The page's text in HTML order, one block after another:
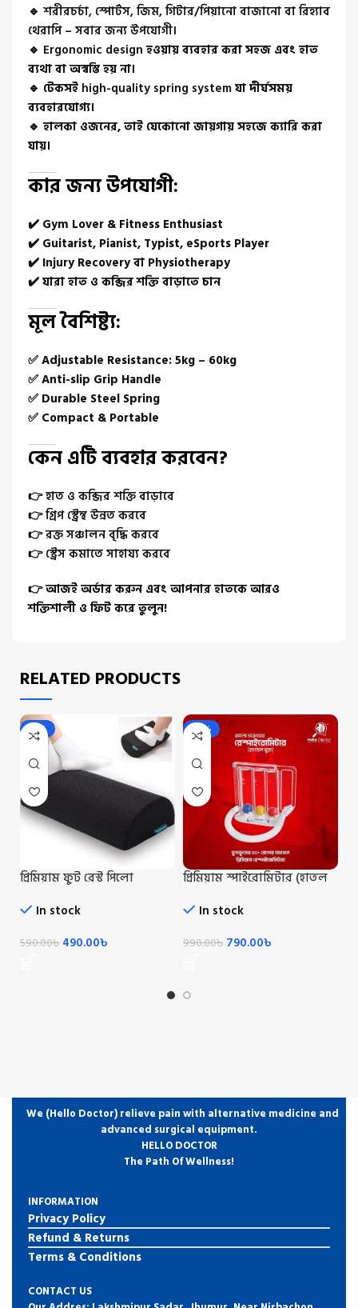
🔹 শরীরচর্চা, স্পোর্টস, জিম, গিটার/পিয়ানো বাজানো বা রিহ্যাব
থেরাপি – সবার জন্য উপযোগী।
🔹 Ergonomic design হওয়ায় ব্যবহার করা সহজ এবং হাত
ব্যথা বা অস্বস্তি হয় না।
🔹 টেকসই high-quality spring systemযা দীর্ঘসময়
ব্যবহারযোগ্য।
🔹 হালকা ওজনের, তাই যেকোনো জায়গায় সহজে ক্যারি করা
যায়।
কার জন্য উপযোগী:
✔️ Gym Lover & Fitness Enthusiast
✔️ Guitarist, Pianist, Typist, eSports Player
✔️ Injury Recovery বা Physiotherapy
✔️ যারা হাত ও কব্জির শক্তি বাড়াতে চান
মূল বৈশিষ্ট্য:
✅ Adjustable Resistance: 5kg – 60kg
✅ Anti-slip Grip Handle
✅ Durable Steel Spring
✅ Compact & Portable
কেন এটি ব্যবহার করবেন?
👉হাত ও কব্জির শক্তি বাড়াবে
👉গ্রিপ স্ট্রেন্থ উন্নত করবে
👉রক্ত সঞ্চালন বৃদ্ধি করবে
👉স্ট্রেস কমাতে সাহায্য করবে
👉 আজই অর্ডার করুন এবং আপনার হাতকে আরও
শক্তিশালী ও ফিট করে তুলুন!
RELATED PRODUCTS
-17%
প্রিমিয়াম ফুট রেস্ট পিলো
In stock
590.00৳ 490.00৳
-20%
প্রিমিয়াম স্পাইরোমিটার (হাতল
With Handle
In stock
990.00৳ 790.00৳
We (Hello Doctor) relieve pain with alternative medicine and
advanced surgical equipment.
HELLO DOCTOR
The Path Of Wellness!
INFORMATION
Privacy Policy
Refund & Returns
Terms & Conditions
CONTACT US